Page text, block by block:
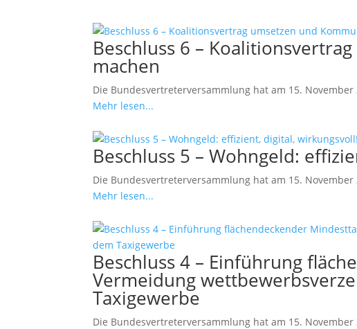
Beschluss 6 –
machen
Die Bundesvertreterversammlung hat am 15.
Mehr lesen...
Beschluss 5 – Wohngeld:
Die Bundesvertreterversammlung hat am 15.
Mehr lesen...
Beschluss 4 – Einführung
Vermeidung
Taxigewerbe
Die Bundesvertreterversammlung hat am 15.